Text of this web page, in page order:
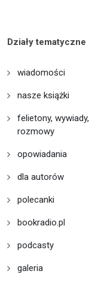
Działy tematyczne
wiadomości
nasze książki
felietony, wywiady,
rozmowy
opowiadania
dla autorów
polecanki
bookradio.pl
podcasty
galeria